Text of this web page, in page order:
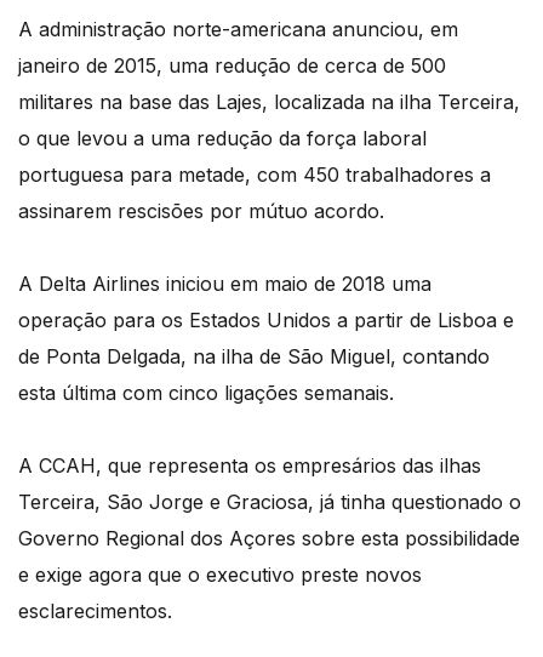
A administração norte-americana anunciou, em
janeiro de 2015, uma redução de cerca de 500
militares na base das Lajes, localizada na ilha Terceira,
o que levou a uma redução da força laboral
portuguesa para metade, com 450 trabalhadores a
assinarem rescisões por mútuo acordo.
A Delta Airlines iniciou em maio de 2018 uma
operação para os Estados Unidos a partir de Lisboa e
de Ponta Delgada, na ilha de São Miguel, contando
esta última com cinco ligações semanais.
A CCAH, que representa os empresários das ilhas
Terceira, São Jorge e Graciosa, já tinha questionado o
Governo Regional dos Açores sobre esta possibilidade
e exige agora que o executivo preste novos
esclarecimentos.